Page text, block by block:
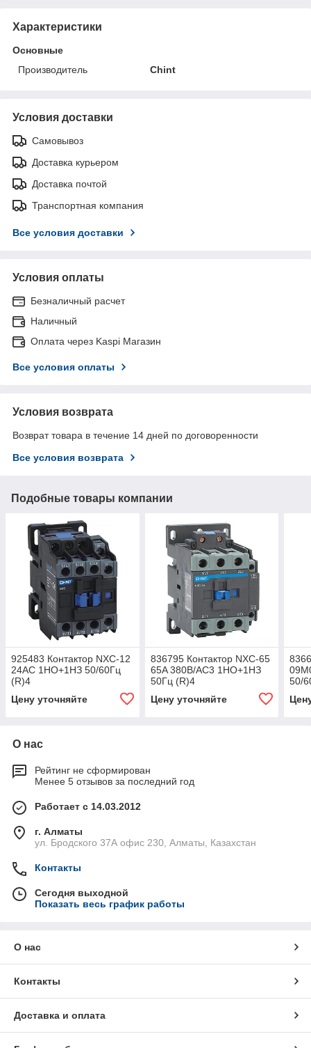
Характеристики
Основные
Производитель
Chint
Условия доставки
Самовывоз
Доставка курьером
Доставка почтой
Транспортная компания
Все условия доставки
Условия оплаты
Безналичный расчет
Наличный
Оплата через Kaspi Магазин
Все условия оплаты
Условия возврата
Возврат товара в течение 14 дней по договоренности
Все условия возврата
Подобные товары компании
925483 Контактор NXC-12
24AC 1НО+1НЗ 50/60Гц
(R)4
Цену уточняйте
836795 Контактор NXC-65
65A 380В/АС3 1НО+1НЗ
50Гц (R)4
Цену уточняйте
50/
О нас
Рейтинг не сформирован
Менее 5 отзывов за последний год
Работает с 14.03.2012
г. Алматы
ул. Бродского 37А офис 230, Алматы, Казахстан
Контакты
Сегодня выходной
Показать весь график работы
О нас
Контакты
Доставка и оплата